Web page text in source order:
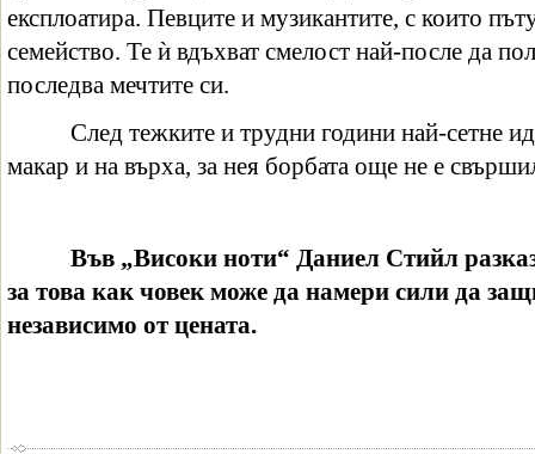
експлоатира. Певците и музикантите, с които
семейство. Те ѝ вдъхват смелост най-после да
последва мечтите си.
След тежките и трудни години най-сетне
макар и на върха, за нея борбата още не е
Във „Високи ноти“ Даниел Стийл
за това как човек може да намери сили да
независимо от цената.